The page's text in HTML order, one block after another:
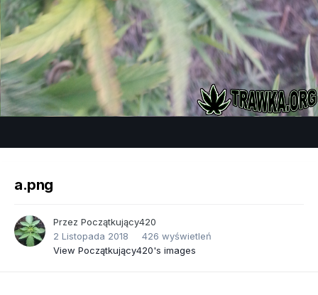
a.png
Przez Początkujący420
2 Listopada 2018
426 wyświetleń
View Początkujący420's images